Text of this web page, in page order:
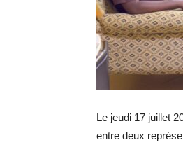
Le jeudi 17 juillet
entre deux